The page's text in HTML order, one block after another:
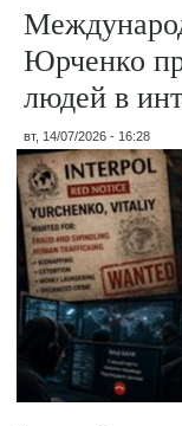
Юрченко
людей в
вт, 14/07/2026 - 16:28